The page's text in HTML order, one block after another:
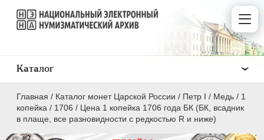
Главная / Каталог монет Царской России / Пeтр I / Медь / 1
копейка / 1706 / Цена 1 копейка 1706 года БК (БК, всадник
в плаще, все разновидности с редкостью R и ниже)
Каталог